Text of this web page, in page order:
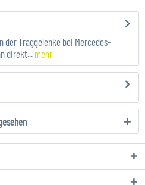
der Traggelenke bei Mercedes-
direkt... mehr